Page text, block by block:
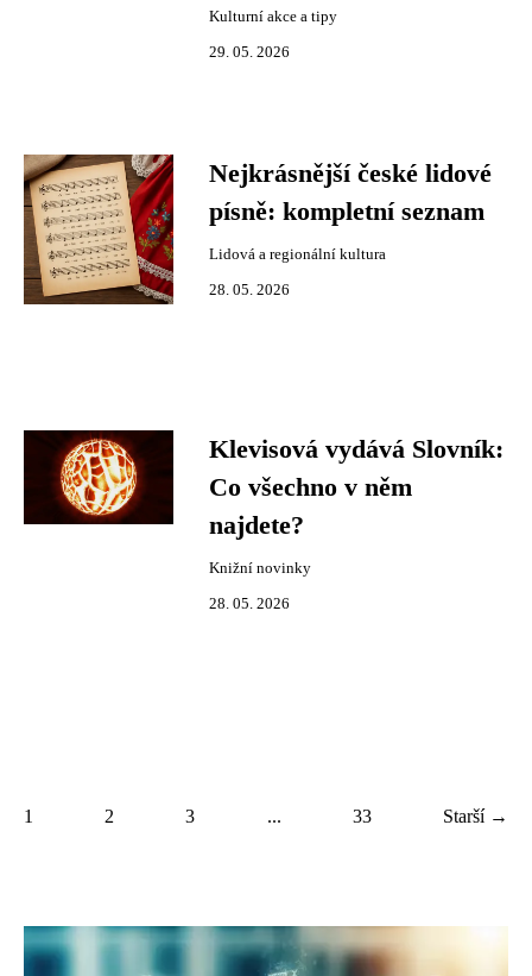
Kulturní akce a tipy
29. 05. 2026
Nejkrásnější české lidové
písně: kompletní seznam
Lidová a regionální kultura
28. 05. 2026
Klevisová vydává Slovník:
Co všechno v něm
najdete?
Knižní novinky
28. 05. 2026
1 2 3 ... 33 Starší →